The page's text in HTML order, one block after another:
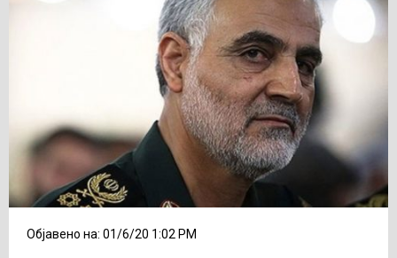
Објавено на: 01/6/20 1:02 PM